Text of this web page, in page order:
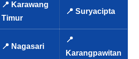
📍 Karawang
Timur
📍 Suryacipta
📍 Nagasari
📍
Karangpawitan